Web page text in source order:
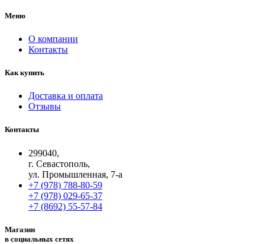
Меню
О компании
Контакты
Как купить
Доставка и оплата
Отзывы
Контакты
299040,
г. Севастополь,
ул. Промышленная, 7-а
+7 (978) 788-80-59
+7 (978) 029-65-37
+7 (8692) 55-57-84
Магазин
в социальных сетях